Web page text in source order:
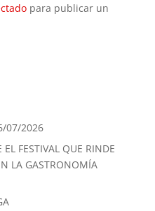
para publicar un
07/2026
EL FESTIVAL QUE RINDE
LA GASTRONOMÍA